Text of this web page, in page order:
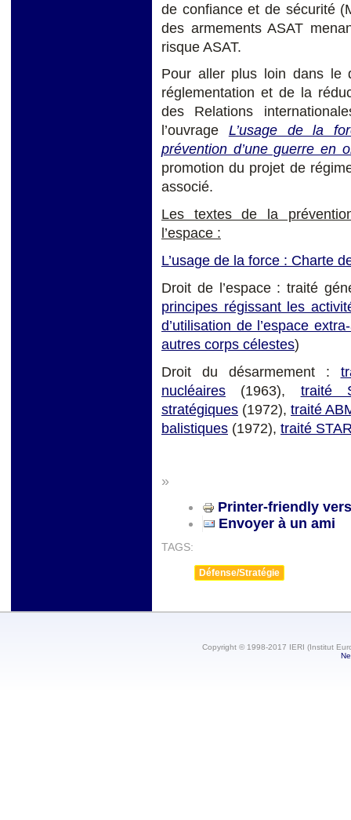
de confiance et de sécurité
des armements ASAT
risque ASAT.
Pour aller plus loin dans le
réglementation et de la
des Relations
l’ouvrage L’usage de la
prévention d’une guerre en
promotion du projet de
associé.
Les textes de la
l’espace :
L’usage de la force : Charte
Droit de l’espace : traité
principes régissant les
d’utilisation de l’espace
autres corps célestes)
Droit du désarmement :
nucléaires (1963), traité
stratégiques (1972), traité
balistiques (1972), traité
»
Printer-friendly
Envoyer à un ami
TAGS:
Défense/Stratégie
Copyright © 1998-2017 IERI (Institut